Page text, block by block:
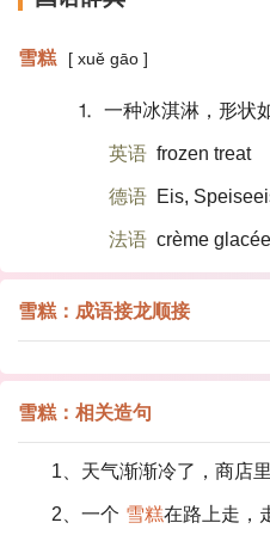
雪糕 [ xuě gāo ]
⒈ 一种冰淇淋，形状
英语 frozen treat
德语 Eis,
法语 crème glacée
雪糕：成语接龙顺接
雪糕：相关造句
1、天气渐渐冷了，商店
2、一个 雪糕在路上走，